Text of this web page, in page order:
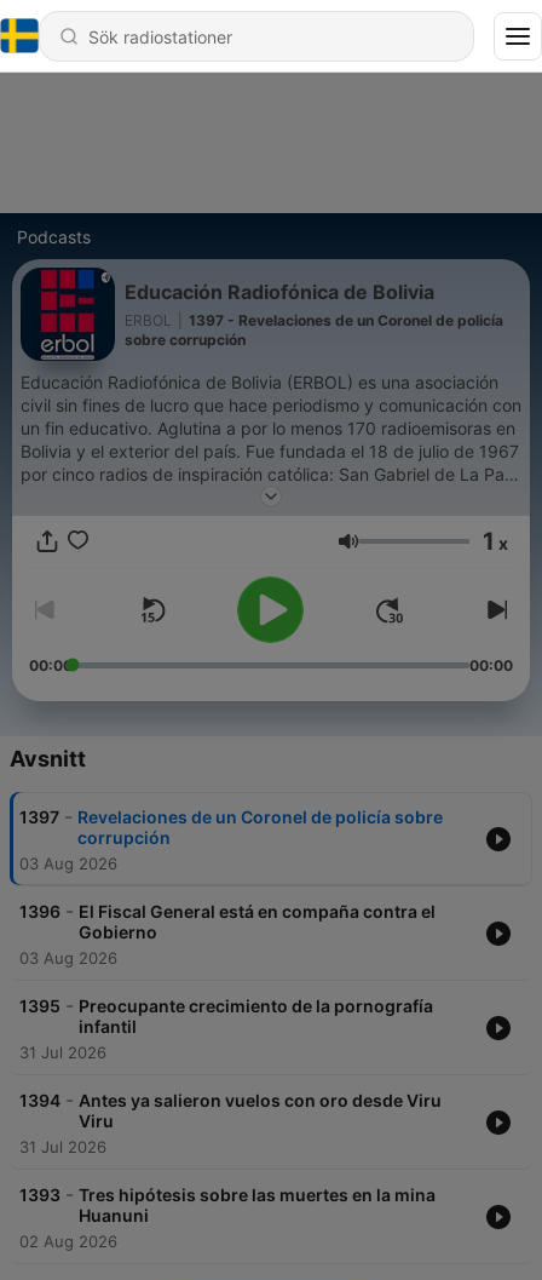
Podcasts
Educación Radiofónica de Bolivia
ERBOL
1397 - Revelaciones de un Coronel de policía
sobre corrupción
Educación Radiofónica de Bolivia (ERBOL) es una asociación
civil sin fines de lucro que hace periodismo y comunicación con
un fin educativo. Aglutina a por lo menos 170 radioemisoras en
Bolivia y el exterior del país. Fue fundada el 18 de julio de 1967
por cinco radios de inspiración católica: San Gabriel de La Paz,
Pío XII de Potosí, Escuelas Radiofónicas Fides de La Paz,
Cochabamba. Los sacerdotes Gregorio Iriarte (oblato) y José
Volym 1 x
00:00 00:00
Avsnitt
1397 - Revelaciones de un Coronel de policía sobre
corrupción
03 Aug 2026
1396 - El Fiscal General está en compaña contra el
Gobierno
03 Aug 2026
1395 - Preocupante crecimiento de la pornografía
infantil
31 Jul 2026
1394 - Antes ya salieron vuelos con oro desde Viru
Viru
31 Jul 2026
1393 - Tres hipótesis sobre las muertes en la mina
Huanuni
02 Aug 2026